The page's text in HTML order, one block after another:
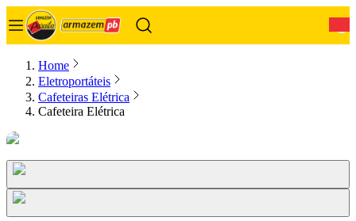
Home
Eletroportáteis
Cafeteiras Elétrica
Cafeteira Elétrica